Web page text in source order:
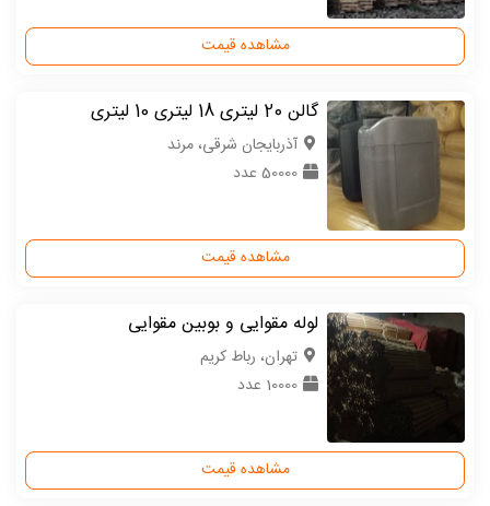
مشاهده قیمت
گالن 20 لیتری 18 لیتری 10 لیتری
آذربایجان شرقی، مرند
50000 عدد
مشاهده قیمت
لوله مقوایی و بوبین مقوایی
تهران، رباط کریم
10000 عدد
مشاهده قیمت